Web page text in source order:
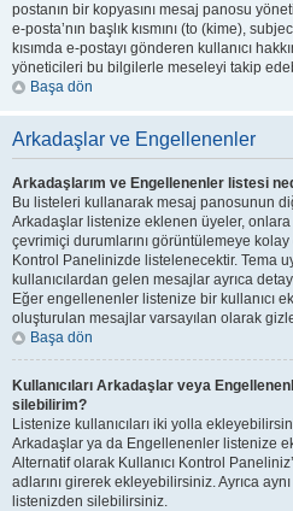
postanın bir kopyasını mesaj panosu
e-posta’nın başlık kısmını (to (kime),
kısımda e-postayı gönderen kullanıcı
yöneticileri bu bilgilerle meseleyi takip
Başa dön
Arkadaşlar ve Engellenenler
Arkadaşlarım ve Engellenenler listesi
Bu listeleri kullanarak mesaj panosunun
Arkadaşlar listenize eklenen üyeler,
çevrimiçi durumlarını görüntülemeye
Kontrol Panelinizde listelenecektir. Tema
kullanıcılardan gelen mesajlar ayrıca
Eğer engellenenler listenize bir kullanıcı
oluşturulan mesajlar varsayılan olarak
Başa dön
Kullanıcıları Arkadaşlar veya
silebilirim?
Listenize kullanıcıları iki yolla
Arkadaşlar ya da Engellenenler listenize
Alternatif olarak Kullanıcı Kontrol
adlarını girerek ekleyebilirsiniz. Ayrıca
listenizden silebilirsiniz.